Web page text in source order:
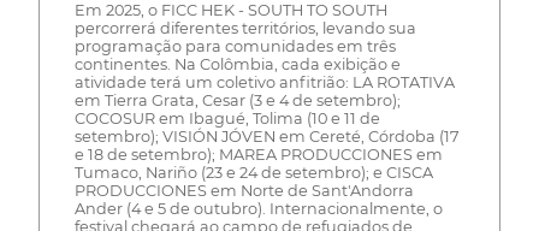
Em 2025, o FICC HEK - SOUTH TO SOUTH
percorrerá diferentes territórios, levando sua
programação para comunidades em três
continentes. Na Colômbia, cada exibição e
atividade terá um coletivo anfitrião: LA ROTATIVA
em Tierra Grata, Cesar (3 e 4 de setembro);
COCOSUR em Ibagué, Tolima (10 e 11 de
setembro); VISIÓN JÓVEN em Cereté, Córdoba (17
e 18 de setembro); MAREA PRODUCCIONES em
Tumaco, Nariño (23 e 24 de setembro); e CISCA
PRODUCCIONES em Norte de Sant'Andorra
Ander (4 e 5 de outubro). Internacionalmente, o
festival chegará ao campo de refugiados de